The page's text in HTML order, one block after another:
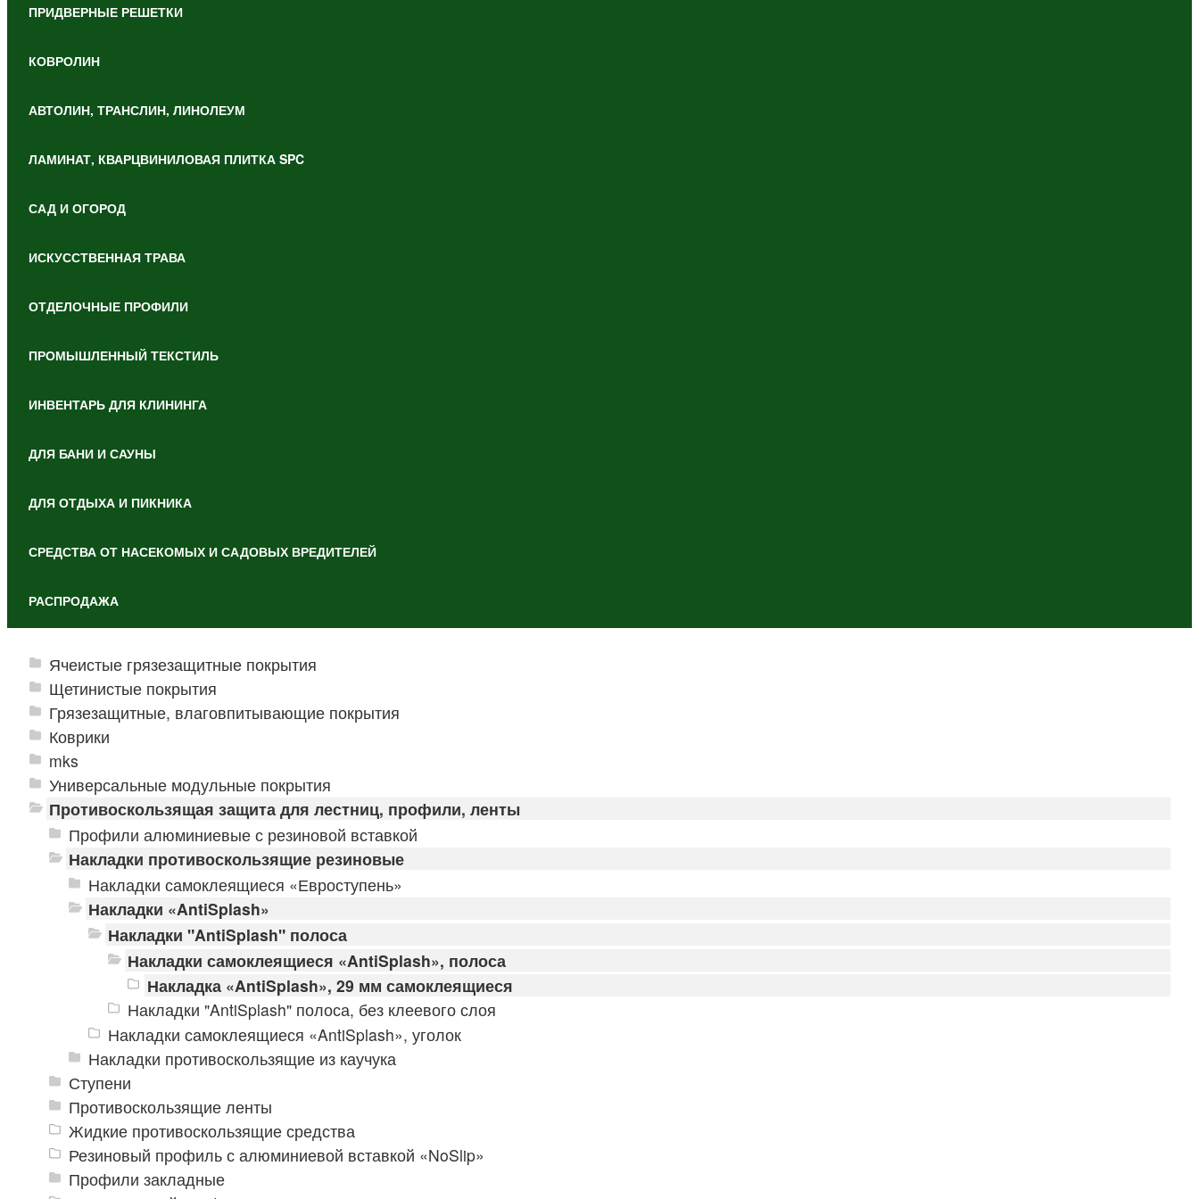
ПРИДВЕРНЫЕ РЕШЕТКИ
КОВРОЛИН
АВТОЛИН, ТРАНСЛИН, ЛИНОЛЕУМ
ЛАМИНАТ, КВАРЦВИНИЛОВАЯ ПЛИТКА SPC
САД И ОГОРОД
ИСКУССТВЕННАЯ ТРАВА
ОТДЕЛОЧНЫЕ ПРОФИЛИ
ПРОМЫШЛЕННЫЙ ТЕКСТИЛЬ
ИНВЕНТАРЬ ДЛЯ КЛИНИНГА
ДЛЯ БАНИ И САУНЫ
ДЛЯ ОТДЫХА И ПИКНИКА
СРЕДСТВА ОТ НАСЕКОМЫХ И САДОВЫХ ВРЕДИТЕЛЕЙ
РАСПРОДАЖА
Ячеистые грязезащитные покрытия
Щетинистые покрытия
Грязезащитные, влаговпитывающие покрытия
Коврики
mks
Универсальные модульные покрытия
Противоскользящая защита для лестниц, профили, ленты
Профили алюминиевые с резиновой вставкой
Накладки противоскользящие резиновые
Накладки самоклеящиеся «Евроступень»
Накладки «AntiSplash»
Накладки "AntiSplash" полоса
Накладки самоклеящиеся «AntiSplash», полоса
Накладка «AntiSplash», 29 мм самоклеящиеся
Накладки "AntiSplash" полоса, без клеевого слоя
Накладки самоклеящиеся «AntiSplash», уголок
Накладки противоскользящие из каучука
Ступени
Противоскользящие ленты
Жидкие противоскользящие средства
Резиновый профиль с алюминиевой вставкой «NoSlip»
Профили закладные